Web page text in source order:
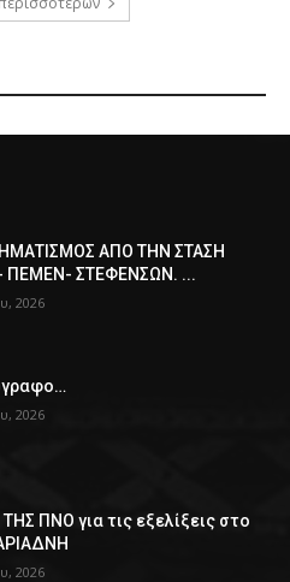
ΑΠΟ ΤΗΝ ΣΤΑΣΗ
ΠΕΜΕΝ- ΣΤΕΦΕΝΣΩΝ. ...
2026
2026
ΠΝΟ για τις εξελίξεις στο
2026